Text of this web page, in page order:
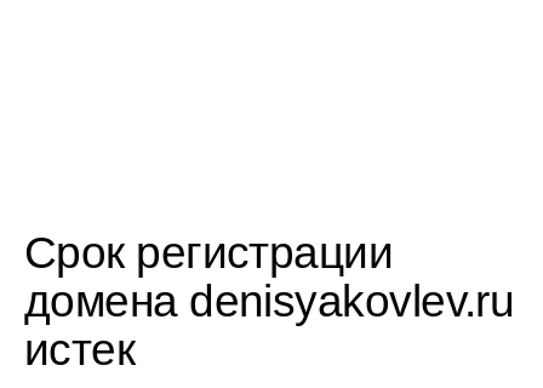
Срок регистрации
домена denisyakovlev.ru
истек